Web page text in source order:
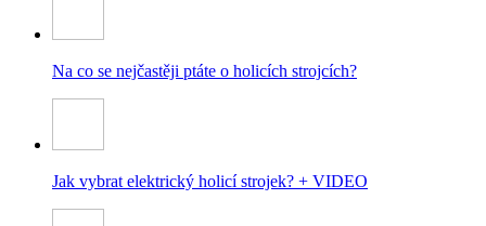
Na co se nejčastěji ptáte o holicích strojcích?
Jak vybrat elektrický holicí strojek? + VIDEO